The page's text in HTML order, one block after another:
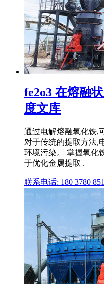
fe2o3 在熔融
度文库
通过电解熔融氧化铁,
对于传统的提取方法,
环境污染。 掌握氧化
于优化金属提取 .
联系电话: 180 3780